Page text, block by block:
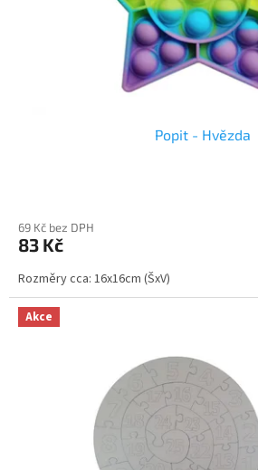
Popit - Hvězda
produktu
je
z
5
hvězdiček.
69 Kč bez DPH
83 Kč
Rozměry cca: 16x16cm (ŠxV)
Akce